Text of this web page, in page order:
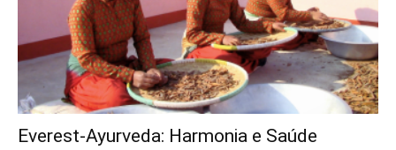
Everest-Ayurveda: Harmonia e Saúde